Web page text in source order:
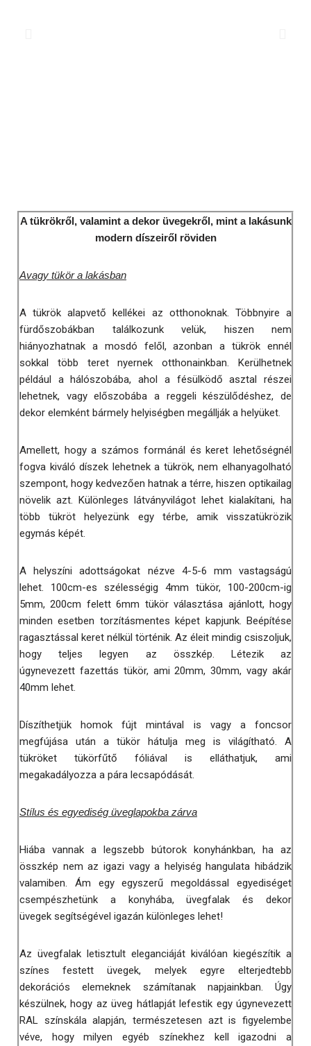
A tükrökről, valamint a dekor üvegekről, mint a lakásunk
modern díszeiről röviden
Avagy tükör a lakásban
A tükrök alapvető kellékei az otthonoknak. Többnyire a
fürdőszobákban találkozunk velük, hiszen nem
hiányozhatnak a mosdó felől, azonban a tükrök ennél
sokkal több teret nyernek otthonainkban. Kerülhetnek
például a hálószobába, ahol a fésülködő asztal részei
lehetnek, vagy előszobába a reggeli készülődéshez, de
dekor elemként bármely helyiségben megállják a helyüket.
Amellett, hogy a számos formánál és keret lehetőségnél
fogva kiváló díszek lehetnek a tükrök, nem elhanyagolható
szempont, hogy kedvezően hatnak a térre, hiszen optikailag
növelik azt. Különleges látványvilágot lehet kialakítani, ha
több tükröt helyezünk egy térbe, amik visszatükrözik
egymás képét.
A helyszíni adottságokat nézve 4-5-6 mm vastagságú
lehet. 100cm-es szélességig 4mm tükör, 100-200cm-ig
5mm, 200cm felett 6mm tükör választása ajánlott, hogy
minden esetben torzításmentes képet kapjunk. Beépítése
ragasztással keret nélkül történik. Az éleit mindig csiszoljuk,
hogy teljes legyen az összkép. Létezik az
úgynevezett fazettás tükör, ami 20mm, 30mm, vagy akár
40mm lehet.
Díszíthetjük homok fújt mintával is vagy a foncsor
megfújása után a tükör hátulja meg is világítható. A
tükröket tükörfűtő fóliával is elláthatjuk, ami
megakadályozza a pára lecsapódását.
Stílus és egyediség üveglapokba zárva
Hiába vannak a legszebb bútorok konyhánkban, ha az
összkép nem az igazi vagy a helyiség hangulata hibádzik
valamiben. Ám egy egyszerű megoldással egyediséget
csempészhetünk a konyhába, üvegfalak és dekor
üvegek segítségével igazán különleges lehet!
Az üvegfalak letisztult eleganciáját kiválóan kiegészítik a
színes festett üvegek, melyek egyre elterjedtebb
dekorációs elemeknek számítanak napjainkban. Úgy
készülnek, hogy az üveg hátlapját lefestik egy úgynevezett
RAL színskála alapján, természetesen azt is figyelembe
véve, hogy milyen egyéb színekhez kell igazodni a